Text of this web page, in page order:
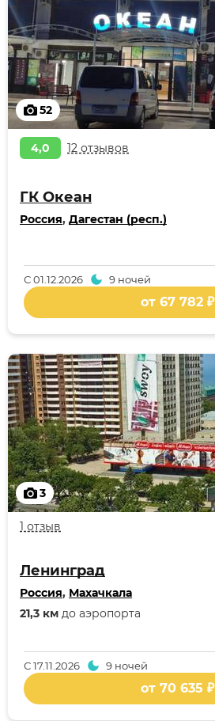
52
4,0 12 отзывов
ГК Океан
Россия, Дагестан (респ.)
С01.12.2026 9 ночей
от 67 782 ₽
3
1 отзыв
Ленинград
Россия, Махачкала
21,3 км до аэропорта
С17.11.2026 9 ночей
от 70 635 ₽